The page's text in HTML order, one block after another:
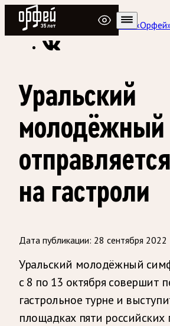
Радио Орфей
Радио классической музыки
Уральский
молодёжный
отправляется
на гастроли
Дата публикации: 28 сентября 2022
Уральский молодёжный
с 8 по 13 октября совершит
гастрольное турне и
площадках пяти российских